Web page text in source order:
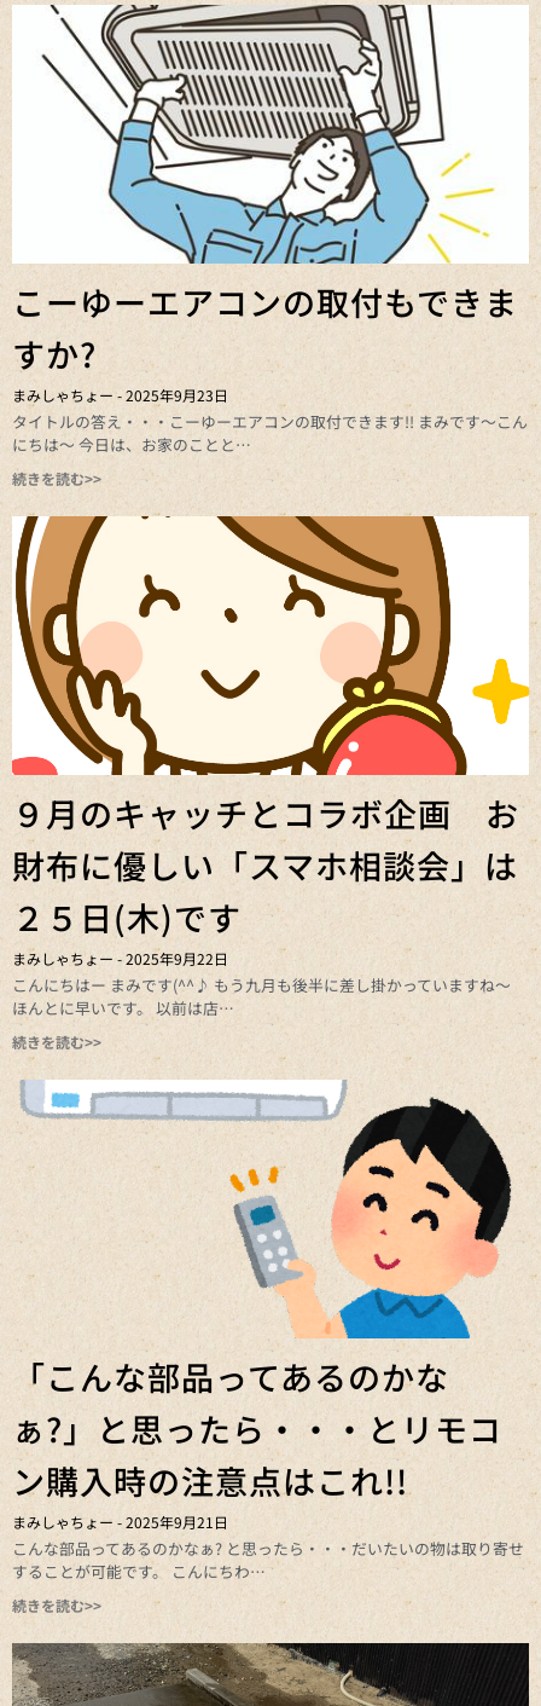
こーゆーエアコンの取付もできま
すか?
まみしゃちょー 2025年9月23日
タイトルの答え・・・こーゆーエアコンの取付できます!! まみです～こん
にちは～ 今日は、お家のことと
続きを読む>>
９月のキャッチとコラボ企画 お
財布に優しい「スマホ相談会」は
２５日(木)です
まみしゃちょー 2025年9月22日
こんにちはー まみです(^^♪ もう九月も後半に差し掛かっていますね～
ほんとに早いです。 以前は店
続きを読む>>
「こんな部品ってあるのかな
ぁ?」と思ったら・・・とリモコ
ン購入時の注意点はこれ!!
まみしゃちょー 2025年9月21日
こんな部品ってあるのかなぁ? と思ったら・・・だいたいの物は取り寄せ
することが可能です。 こんにちわ
続きを読む>>